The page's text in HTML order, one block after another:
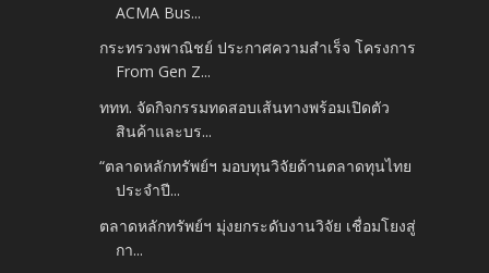
ACMA Bus...
กระทรวงพาณิชย์ ประกาศความสำเร็จ โครงการ
From Gen Z...
ททท. จัดกิจกรรมทดสอบเส้นทางพร้อมเปิดตัว
สินค้าและบร...
“ตลาดหลักทรัพย์ฯ มอบทุนวิจัยด้านตลาดทุนไทย
ประจำปี...
ตลาดหลักทรัพย์ฯ มุ่งยกระดับงานวิจัย เชื่อมโยงสู่
กา...